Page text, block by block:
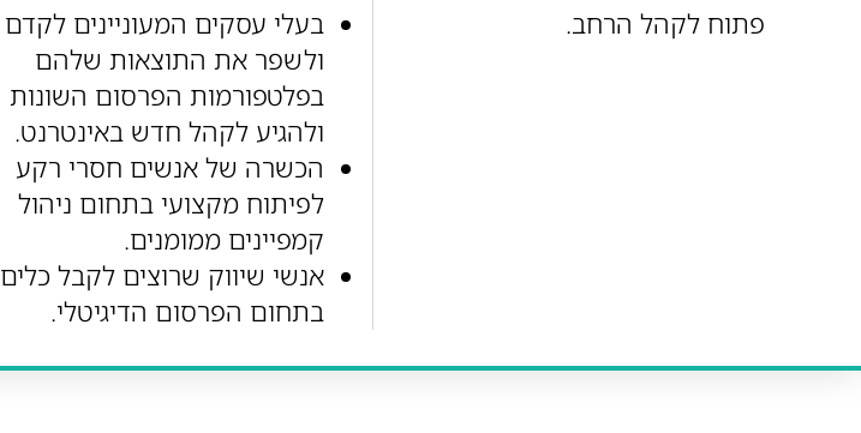
פתוח לקהל הרחב.
בעלי עסקים המעוניינים לקדם
ולשפר את התוצאות שלהם
בפלטפורמות הפרסום השונות
ולהגיע לקהל חדש באינטרנט.
הכשרה של אנשים חסרי רקע
לפיתוח מקצועי בתחום ניהול
קמפיינים ממומנים.
אנשי שיווק שרוצים לקבל כלים
בתחום הפרסום הדיגיטלי.